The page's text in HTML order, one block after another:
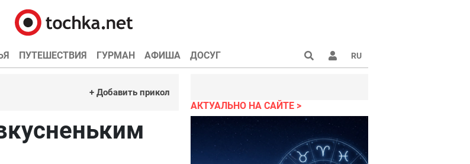
ПУТЕШЕСТВИЯ ГУРМАН АФИША ДОСУГ RU
+ Добавить прикол
АКТУАЛЬНО НА САЙТЕ